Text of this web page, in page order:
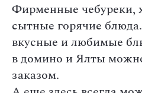
Фирменные чебуреки,
сытные горячие
вкусные и любимые
в домино и Ялты
заказом.